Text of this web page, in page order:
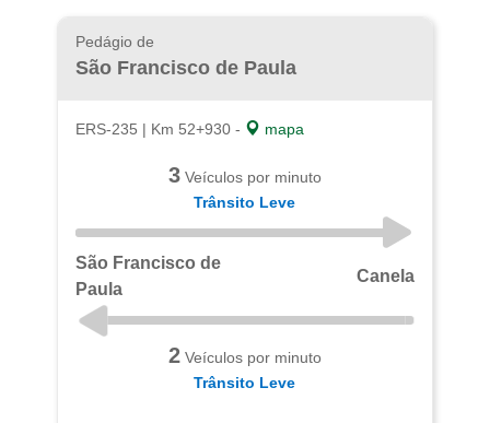
Pedágio de
São Francisco de Paula
ERS-235 | Km 52+930 - mapa
3Veículos por minuto
Trânsito Leve
São Francisco de
Paula
Canela
2Veículos por minuto
Trânsito Leve